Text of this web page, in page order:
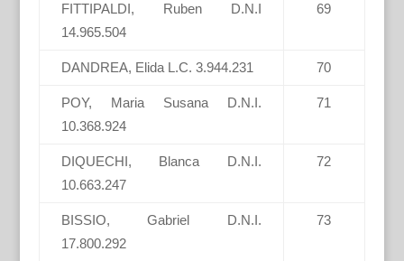
FITTIPALDI, Ruben D.N.I
14.965.504
69
DANDREA, Elida L.C. 3.944.231 70
POY, Maria Susana D.N.I.
10.368.924
71
DIQUECHI, Blanca D.N.I.
10.663.247
72
BISSIO, Gabriel D.N.I.
17.800.292
73